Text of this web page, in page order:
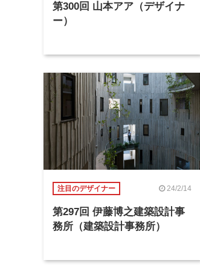
第300回 山本アア（デザイナ
ー）
注目のデザイナー 24/2/14
第297回 伊藤博之建築設計事
務所（建築設計事務所）